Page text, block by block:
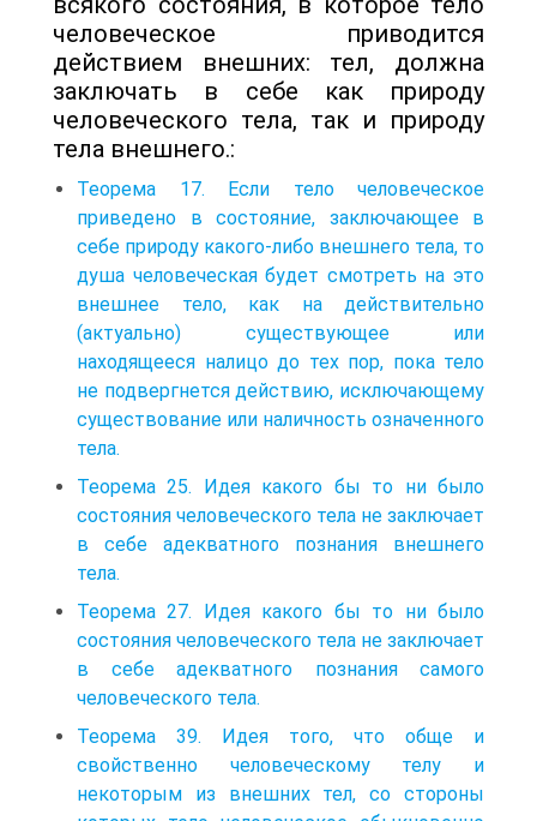
человеческое приводится
действием внешних: тел, должна
заключать в себе как природу
человеческого тела, так и природу
тела внешнего.:
Теорема 17. Если тело человеческое
приведено в состояние, заключающее в
себе природу какого-либо внешнего тела, то
душа человеческая будет смотреть на это
внешнее тело, как на действительно
(актуально) существующее или
находящееся налицо до тех пор, пока тело
не подвергнется действию, исключающему
существование или наличность означенного
тела.
Теорема 25. Идея какого бы то ни было
состояния человеческого тела не заключает
в себе адекватного познания внешнего
тела.
Теорема 27. Идея какого бы то ни было
состояния человеческого тела не заключает
в себе адекватного познания самого
человеческого тела.
Теорема 39. Идея того, что обще и
свойственно человеческому телу и
некоторым из внешних тел, со стороны